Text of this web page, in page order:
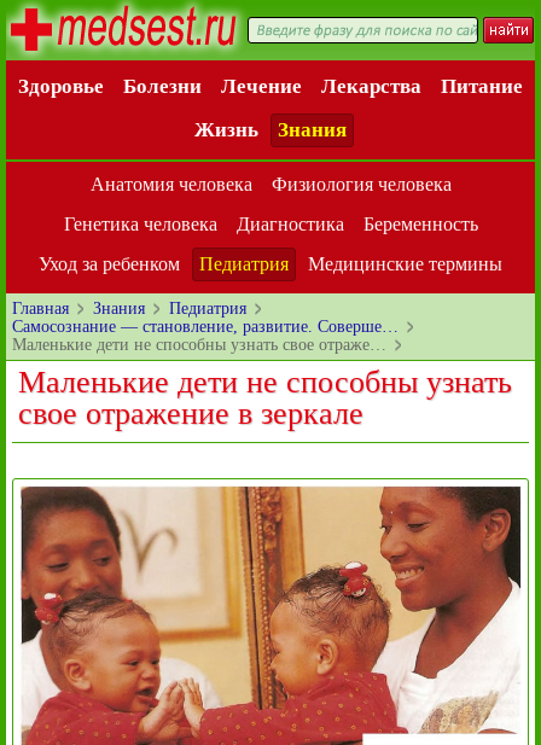
Здоровье Болезни Лечение Лекарства
Питание
Жизнь
Знания
Анатомия человека
Физиология человека
Генетика человека
Диагностика
Беременность
Уход за ребенком
Педиатрия Медицинские термины
Главная Знания
Педиатрия
Самосознание — становление, развитие. Соверше…
Маленькие дети не способны узнать свое отраже…
Маленькие дети не способны узнать
свое отражение в зеркале